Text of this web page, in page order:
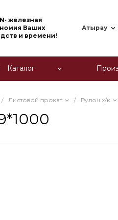
железная
Ваших
и времени!
Атырау
Каталог
/ Листовой прокат / Рулон х/к